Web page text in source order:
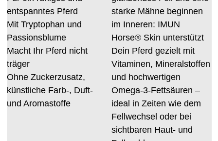
entspanntes Pferd
Mit Tryptophan und
Passionsblume
Macht Ihr Pferd nicht
träger
Ohne Zuckerzusatz,
künstliche Farb-, Duft-
und Aromastoffe
starke Mähne beginnen
im Inneren: IMUN
Horse® Skin unterstützt
Dein Pferd gezielt mit
Vitaminen, Mineralstoffen
und hochwertigen
Omega-3-Fettsäuren –
ideal in Zeiten wie dem
Fellwechsel oder bei
sichtbaren Haut- und